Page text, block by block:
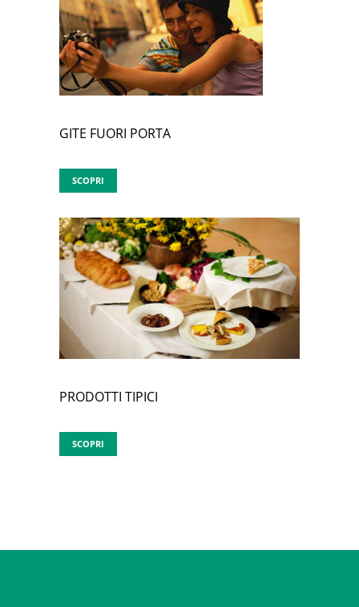
GITE FUORI PORTA
SCOPRI
PRODOTTI TIPICI
SCOPRI